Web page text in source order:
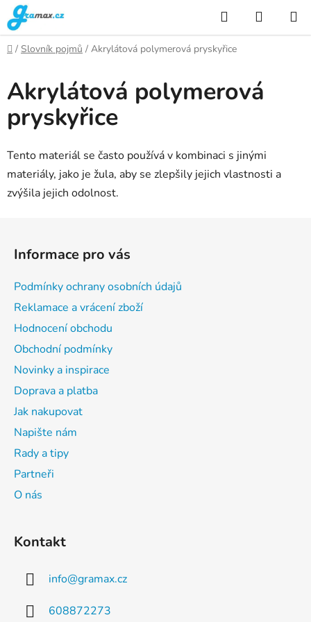
Přejít
na
obsah
Hledat
KOŠÍK
Domů
/ Slovník pojmů / Akrylátová polymerová pryskyřice
Akrylátová polymerová
pryskyřice
Tento materiál se často používá v kombinaci s jinými
materiály, jako je žula, aby se zlepšily jejich vlastnosti a
zvýšila jejich odolnost.
Informace pro vás
Podmínky ochrany osobních údajů
Reklamace a vrácení zboží
Hodnocení obchodu
Obchodní podmínky
Novinky a inspirace
Doprava a platba
Jak nakupovat
Napište nám
Rady a tipy
Partneři
O nás
Kontakt
info@gramax.cz
608872273